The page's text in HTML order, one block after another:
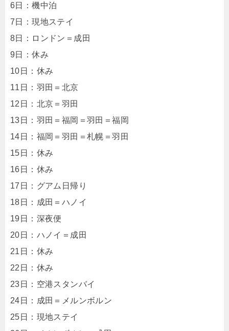
6日：機中泊
7日：現地ステイ
8日：ロンドン＝成田
9日：休み
10日：休み
11日：羽田＝北京
12日：北京＝羽田
13日：羽田＝福岡＝羽田＝福岡
14日：福岡＝羽田＝札幌＝羽田
15日：休み
16日：休み
17日：グアム日帰り
18日：成田＝ハノイ
19日：深夜便
20日：ハノイ＝成田
21日：休み
22日：休み
23日：空港スタンバイ
24日：成田＝メルンボルン
25日：現地ステイ